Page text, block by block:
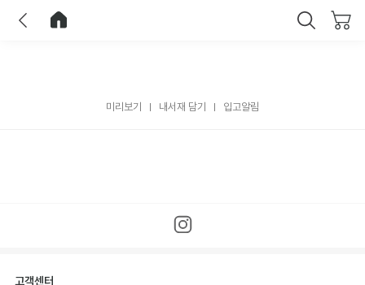
미리보기 내서재 담기 입고알림
고객센터